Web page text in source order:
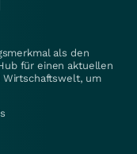
als den
für einen aktuellen
Wirtschaftswelt, um